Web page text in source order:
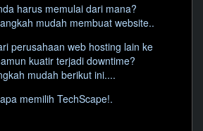
harus memulai dari mana?
mudah membuat website..
perusahaan web hosting lain ke
kuatir terjadi downtime?
mudah berikut ini....
memilih TechScape!.